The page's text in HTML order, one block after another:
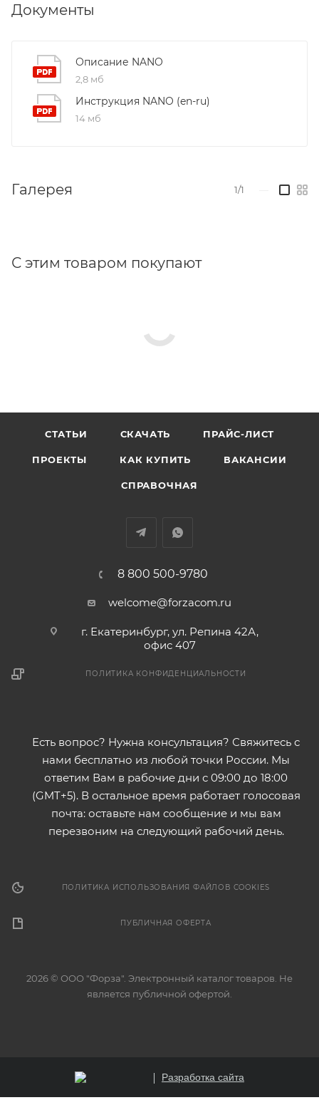
Документы
Описание NANO
2,8 мб
Инструкция NANO (en-ru)
14 мб
Галерея 1/1
С этим товаром покупают
СТАТЬИ СКАЧАТЬ ПРАЙС-ЛИСТ
ПРОЕКТЫ КАК КУПИТЬ ВАКАНСИИ
СПРАВОЧНАЯ
8 800 500-9780
welcome@forzacom.ru
г. Екатеринбург, ул. Репина 42А,
офис 407
ПОЛИТИКА КОНФИДЕНЦИАЛЬНОСТИ
Есть вопрос? Нужна консультация? Свяжитесь с
нами бесплатно из любой точки России. Мы
ответим Вам в рабочие дни с 09:00 до 18:00
(GMT+5). В остальное время работает голосовая
почта: оставьте нам сообщение и мы вам
перезвоним на следующий рабочий день.
ПОЛИТИКА ИСПОЛЬЗОВАНИЯ ФАЙЛОВ COOKIES
ПУБЛИЧНАЯ ОФЕРТА
2026 © ООО "Форза". Электронный каталог товаров. Не
является публичной офертой.
Разработка сайта